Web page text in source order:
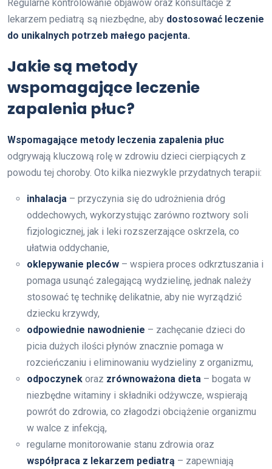
Regularne kontrolowanie objawów oraz konsultacje z
lekarzem pediatrą są niezbędne, aby dostosować leczenie
do unikalnych potrzeb małego pacjenta.
Jakie są metody
wspomagające leczenie
zapalenia płuc?
Wspomagające metody leczenia zapalenia płuc
odgrywają kluczową rolę w zdrowiu dzieci cierpiących z
powodu tej choroby. Oto kilka niezwykle przydatnych terapii:
inhalacja – przyczynia się do udrożnienia dróg
oddechowych, wykorzystując zarówno roztwory soli
fizjologicznej, jak i leki rozszerzające oskrzela, co
ułatwia oddychanie,
oklepywanie pleców – wspiera proces odkrztuszania i
pomaga usunąć zalegającą wydzielinę, jednak należy
stosować tę technikę delikatnie, aby nie wyrządzić
dziecku krzywdy,
odpowiednie nawodnienie – zachęcanie dzieci do
picia dużych ilości płynów znacznie pomaga w
rozcieńczaniu i eliminowaniu wydzieliny z organizmu,
odpoczynek oraz zrównoważona dieta – bogata w
niezbędne witaminy i składniki odżywcze, wspierają
powrót do zdrowia, co złagodzi obciążenie organizmu
w walce z infekcją,
regularne monitorowanie stanu zdrowia oraz
współpraca z lekarzem pediatrą – zapewniają